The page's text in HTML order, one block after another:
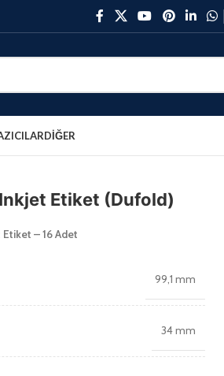
DIĞER
Etiket (Dufold)
– 16 Adet
99,1 mm
34 mm